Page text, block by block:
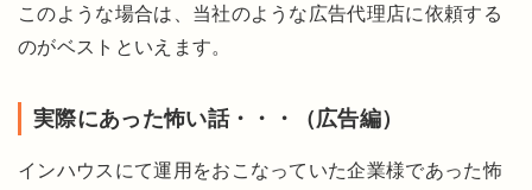
このような場合は、当社のような広告代理店に依頼する
のがベストといえます。
実際にあった怖い話・・・（広告編）
インハウスにて運用をおこなっていた企業様であった怖